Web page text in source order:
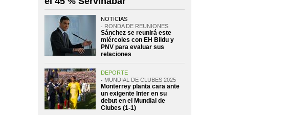
NOTICIAS
RONDA DE REUNIONES
Sánchez se reunirá este
miércoles con EH Bildu y
PNV para evaluar sus
relaciones
DEPORTE
MUNDIAL DE CLUBES 2025
Monterrey planta cara ante
un exigente Inter en su
debut en el Mundial de
Clubes (1-1)